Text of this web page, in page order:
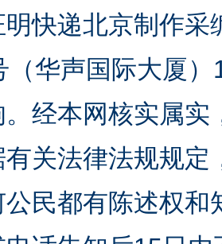
快递北京制作
（华声国际大厦
经本网核实属
关法律法规规
民都有陈述权